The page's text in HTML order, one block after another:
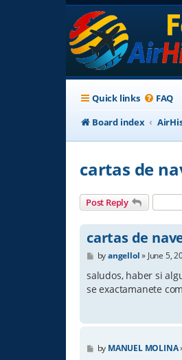
Quick links FAQ
Board index
cartas de
Post Reply
cartas de
P
s
byangellol» June 5,
saludos, haber si
se exactamanete
Pby MANUEL MOLINA